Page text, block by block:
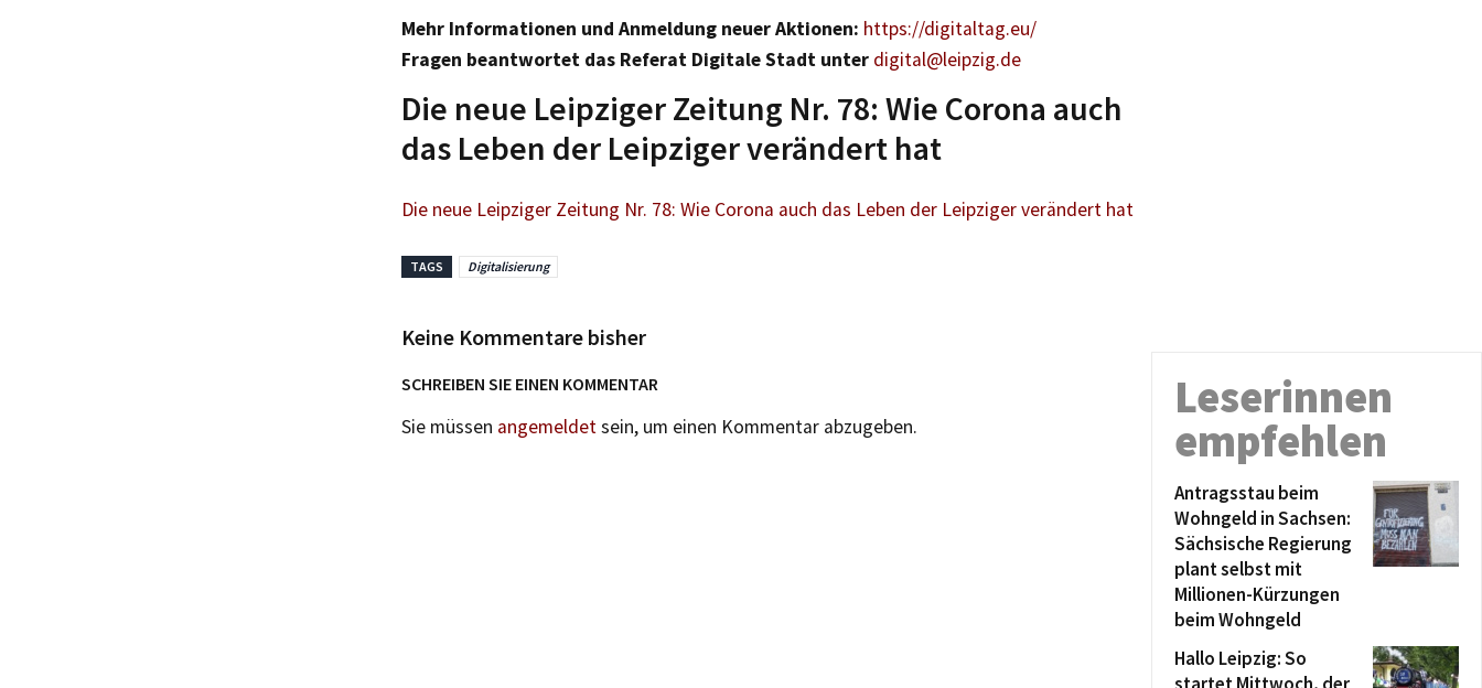
Mehr Informationen und Anmeldung neuer Aktionen: https://digitaltag.eu/
Fragen beantwortet das Referat Digitale Stadt unter digital@leipzig.de
Die neue Leipziger Zeitung Nr. 78: Wie Corona auch
das Leben der Leipziger verändert hat
Die neue Leipziger Zeitung Nr. 78: Wie Corona auch das Leben der Leipziger verändert hat
TAGS Digitalisierung
Keine Kommentare bisher
SCHREIBEN SIE EINEN KOMMENTAR
Sie müssen angemeldetsein, um einen Kommentar abzugeben.
Leserinnen
empfehlen
Antragsstau beim
Wohngeld in Sachsen:
Sächsische Regierung
plant selbst mit
Millionen-Kürzungen
beim Wohngeld
Hallo Leipzig: So